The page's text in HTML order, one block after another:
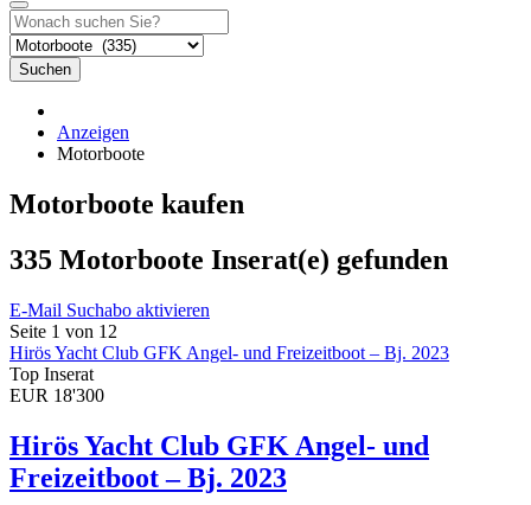
Suchen
Anzeigen
Motorboote
Motorboote kaufen
335 Motorboote Inserat(e) gefunden
E-Mail Suchabo aktivieren
Seite 1 von 12
Hirös Yacht Club GFK Angel- und Freizeitboot – Bj. 2023
Top Inserat
EUR 18'300
Hirös Yacht Club GFK Angel- und
Freizeitboot – Bj. 2023